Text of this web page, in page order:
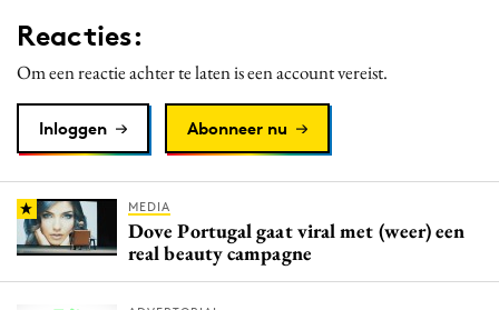
Reacties:
Om een reactie achter te laten is een account vereist.
Inloggen Abonneer nu
MEDIA
Dove Portugal gaat viral met (weer) een
real beauty campagne